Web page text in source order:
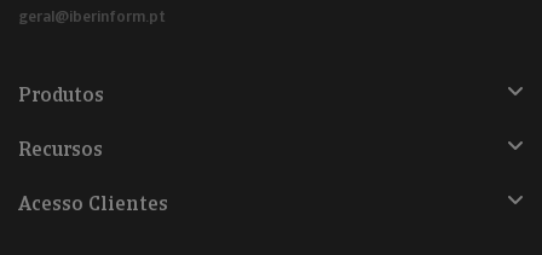
geral@iberinform.pt
Produtos
Recursos
Acesso Clientes